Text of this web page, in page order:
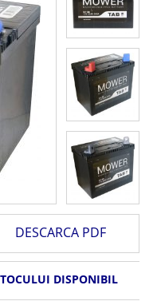
DESCARCA PDF
DISPONIBIL